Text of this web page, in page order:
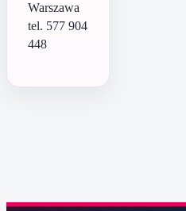
Warszawa
tel. 577 904
448